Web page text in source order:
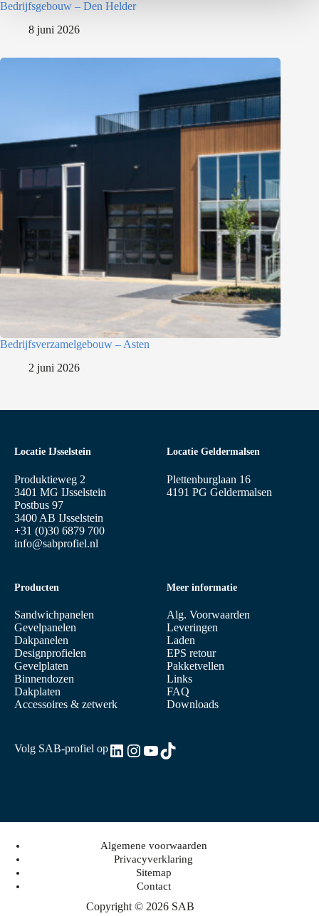
Bedrijfsgebouw – Den Helder
8 juni 2026
Bedrijfsverzamelgebouw – Asten
2 juni 2026
Locatie IJsselstein
Produktieweg 2
3401 MG IJsselstein
Postbus 97
3400 AB IJsselstein
+31 (0)30 6879 700
info@sabprofiel.nl
Producten
Sandwichpanelen
Gevelpanelen
Dakpanelen
Designprofielen
Gevelplaten
Binnendozen
Dakplaten
Accessoires & zetwerk
Meer informatie
Alg. Voorwaarden
Leveringen
Laden
EPS retour
Pakketvellen
Links
FAQ
Downloads
Locatie Geldermalsen
Plettenburglaan 16
4191 PG Geldermalsen
Volg SAB-profiel opLinkedIn
Instagram
YouTube
TikTok
Copyright © 2026 SAB
Algemene voorwaarden
Privacyverklaring
Sitemap
Contact